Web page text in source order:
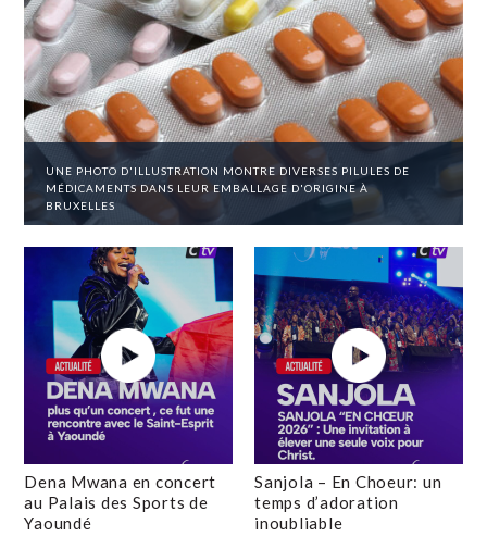
UNE PHOTO D'ILLUSTRATION MONTRE DIVERSES PILULES DE
MÉDICAMENTS DANS LEUR EMBALLAGE D'ORIGINE À
BRUXELLES
Dena Mwana en concert
au Palais des Sports de
Yaoundé
Sanjola – En Choeur: un
temps d’adoration
inoubliable